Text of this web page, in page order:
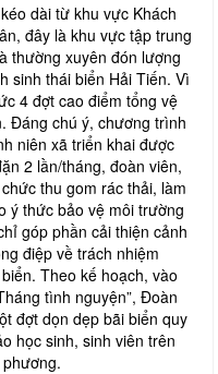
dài từ khu vực Khách
đây là khu vực tập trung
thường xuyên đón lượng
sinh thái biển Hải Tiến. Vì
4 đợt cao điểm tổng vệ
Đáng chú ý, chương trình
niên xã triển khai được
2 lần/tháng, đoàn viên,
thu gom rác thải, làm
ý thức bảo vệ môi trường
góp phần cải thiện cảnh
điệp về trách nhiệm
Theo kế hoạch, vào
tình nguyện”, Đoàn
đợt dọn dẹp bãi biển quy
học sinh, sinh viên trên